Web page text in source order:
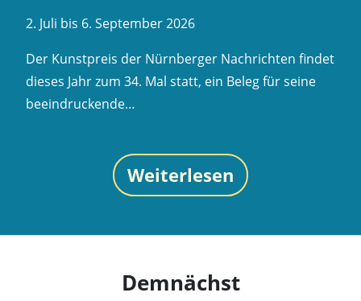
2. Juli bis 6. September 2026
Der Kunstpreis der Nürnberger Nachrichten findet
dieses Jahr zum 34. Mal statt, ein Beleg für seine
beeindruckende…
Weiterlesen
Demnächst